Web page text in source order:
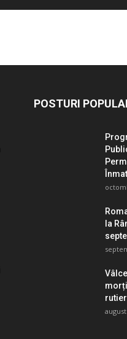
POSTURI
la
august